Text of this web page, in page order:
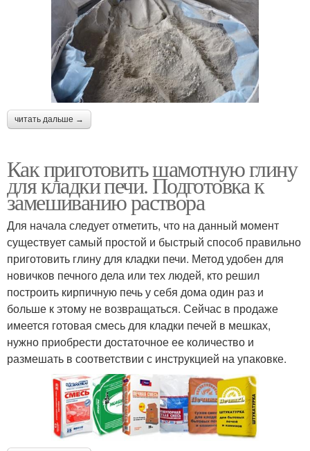
читать дальше →
Как приготовить шамотную глину
для кладки печи. Подготовка к
замешиванию раствора
Для начала следует отметить, что на данный момент
существует самый простой и быстрый способ правильно
приготовить глину для кладки печи. Метод удобен для
новичков печного дела или тех людей, кто решил
построить кирпичную печь у себя дома один раз и
больше к этому не возвращаться. Сейчас в продаже
имеется готовая смесь для кладки печей в мешках,
нужно приобрести достаточное ее количество и
размешать в соответствии с инструкцией на упаковке.